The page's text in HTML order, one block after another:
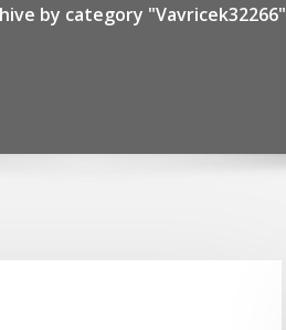
by category "Vavricek32266"